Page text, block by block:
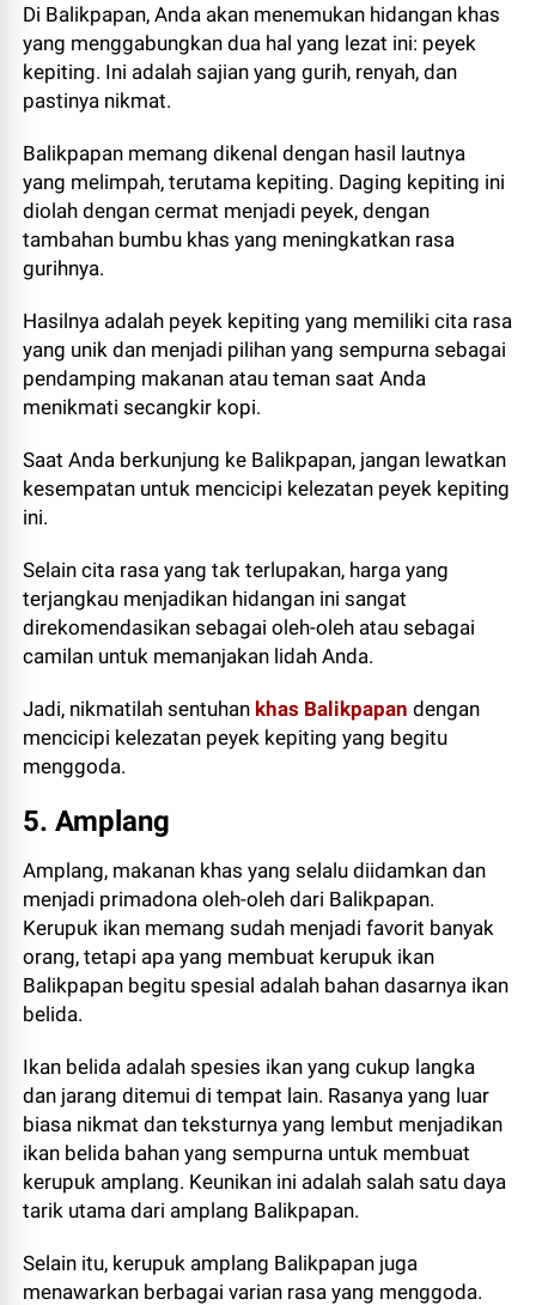
Di Balikpapan, Anda akan menemukan hidangan khas
yang menggabungkan dua hal yang lezat ini: peyek
kepiting. Ini adalah sajian yang gurih, renyah, dan
pastinya nikmat.
Balikpapan memang dikenal dengan hasil lautnya
yang melimpah, terutama kepiting. Daging kepiting ini
diolah dengan cermat menjadi peyek, dengan
tambahan bumbu khas yang meningkatkan rasa
gurihnya.
Hasilnya adalah peyek kepiting yang memiliki cita rasa
yang unik dan menjadi pilihan yang sempurna sebagai
pendamping makanan atau teman saat Anda
menikmati secangkir kopi.
Saat Anda berkunjung ke Balikpapan, jangan lewatkan
kesempatan untuk mencicipi kelezatan peyek kepiting
ini.
Selain cita rasa yang tak terlupakan, harga yang
terjangkau menjadikan hidangan ini sangat
direkomendasikan sebagai oleh-oleh atau sebagai
camilan untuk memanjakan lidah Anda.
Jadi, nikmatilah sentuhan khas Balikpapan dengan
mencicipi kelezatan peyek kepiting yang begitu
menggoda.
5. Amplang
Amplang, makanan khas yang selalu diidamkan dan
menjadi primadona oleh-oleh dari Balikpapan.
Kerupuk ikan memang sudah menjadi favorit banyak
orang, tetapi apa yang membuat kerupuk ikan
Balikpapan begitu spesial adalah bahan dasarnya ikan
belida.
Ikan belida adalah spesies ikan yang cukup langka
dan jarang ditemui di tempat lain. Rasanya yang luar
biasa nikmat dan teksturnya yang lembut menjadikan
ikan belida bahan yang sempurna untuk membuat
kerupuk amplang. Keunikan ini adalah salah satu daya
tarik utama dari amplang Balikpapan.
Selain itu, kerupuk amplang Balikpapan juga
menawarkan berbagai varian rasa yang menggoda.